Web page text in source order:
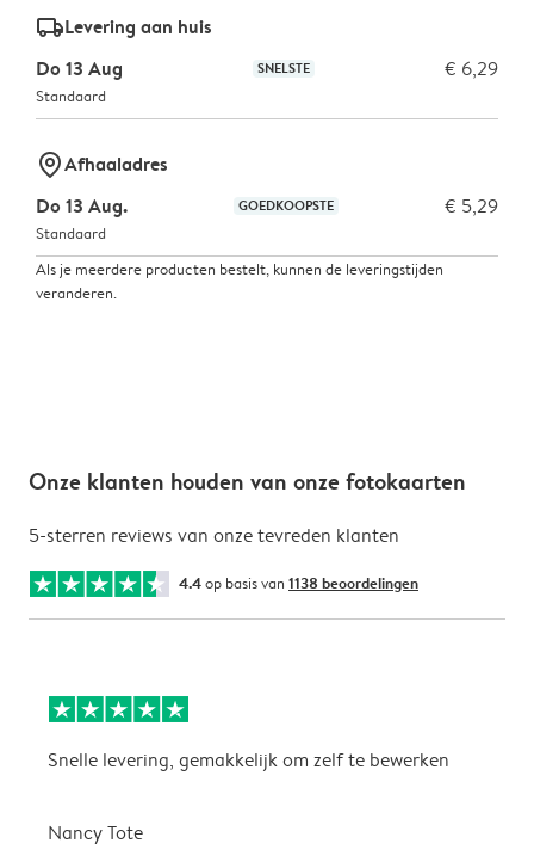
delivery_standard_v2Levering aan huis
Do 13 Aug
SNELSTE € 6,29
Standaard
marker-pinAfhaaladres
Do 13 Aug.
GOEDKOOPSTE € 5,29
Standaard
Als je meerdere producten bestelt, kunnen de leveringstijden
veranderen.
Onze klanten houden van onze fotokaarten
5-sterren reviews van onze tevreden klanten
4.4op basis van 1138 beoordelingen
Snelle levering, gemakkelijk om zelf te bewerken
Nancy Tote